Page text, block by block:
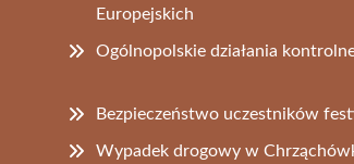
Europejskich
Ogólnopolskie działania
Bezpieczeństwo uczestników
Wypadek drogowy w